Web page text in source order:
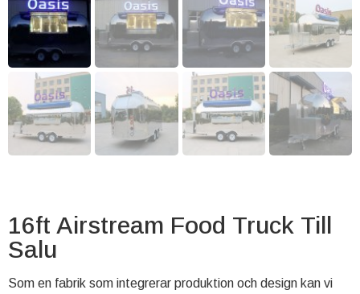
16ft Airstream Food Truck Till
Salu
Som en fabrik som integrerar produktion och design kan vi